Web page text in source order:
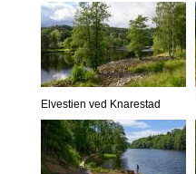
Elvestien ved Knarestad